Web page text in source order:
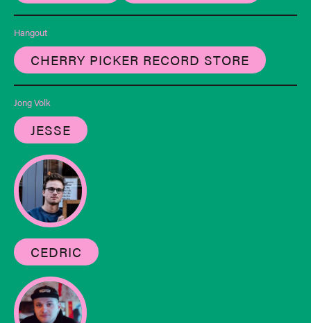
Hangout
CHERRY PICKER RECORD STORE
Jong Volk
JESSE
CEDRIC